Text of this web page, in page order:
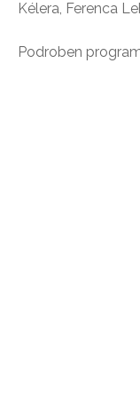
Kélera, Ferenca
Podroben